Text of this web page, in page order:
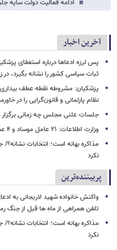
ادامه فعالیت دولت سایه
آخرین اخبار
پس لرزه ادعاها درباره استعفای
ثبات سیاسی کشور را نشانه بگیرد،
پزشکیان: مشروطه نقطه عطف
نظام پارلمانی و قانون‌گرایی را در
جلسات علنی مجلس چه زمانی
وزارت اطلاعات: ۲۱ عامل موساد و ۴ عضو باندهای مسلح بازداشت شدند
مذاکره بهانه است؛ انتخابات
نکرد
پربیننده‌ترین
واکنش خانواده شهید لاریجانی به
تلفن همراهی از ماه ها قبل از جنگ
مذاکره بهانه است؛ انتخابات
نکرد